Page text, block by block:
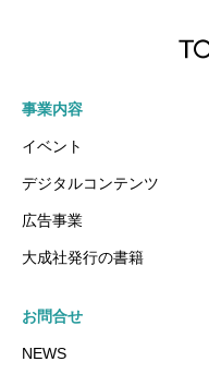
事業内容
イベント
デジタルコンテンツ
広告事業
大成社発行の書籍
お問合せ
NEWS